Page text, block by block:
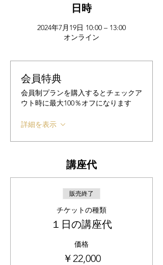
日時
2024年7月19日 10:00 – 13:00
オンライン
会員特典
会員制プランを購入するとチェックア
ウト時に最大100％オフになります
詳細を表示
講座代
販売終了
チケットの種類
１日の講座代
価格
￥22,000